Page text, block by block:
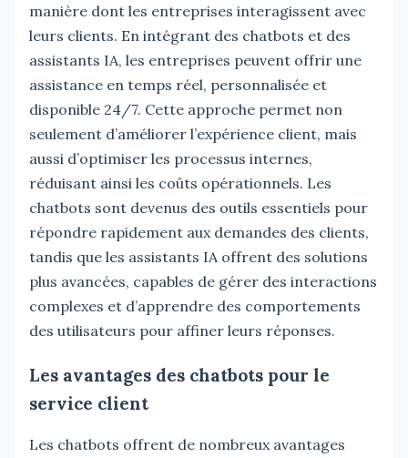
manière dont les entreprises interagissent avec
leurs clients. En intégrant des chatbots et des
assistants IA, les entreprises peuvent offrir une
assistance en temps réel, personnalisée et
disponible 24/7. Cette approche permet non
seulement d’améliorer l’expérience client, mais
aussi d’optimiser les processus internes,
réduisant ainsi les coûts opérationnels. Les
chatbots sont devenus des outils essentiels pour
répondre rapidement aux demandes des clients,
tandis que les assistants IA offrent des solutions
plus avancées, capables de gérer des interactions
complexes et d’apprendre des comportements
des utilisateurs pour affiner leurs réponses.
Les avantages des chatbots pour le
service client
Les chatbots offrent de nombreux avantages